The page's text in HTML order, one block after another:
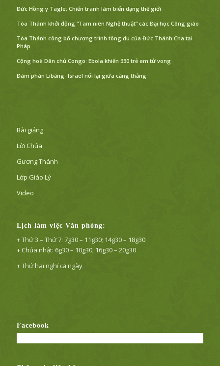
Đức Hồng y Tagle: Chiến tranh làm biến dạng thế giới
Tòa Thánh khởi động “Tam niên Nghệ thuật” các Đại học Công giáo
Tòa Thánh công bố chương trình tông du của Đức Thánh Cha tại
Pháp
Cộng hoà Dân chủ Congo: Ebola khiến 330 trẻ em tử vong
Đàm phán Libăng–Israel nối lại giữa căng thẳng
Bài giảng
Lời Chúa
Gương Thánh
Lớp Giáo Lý
Video
Lịch làm việc Văn phòng:
+ Thứ 3 – Thứ 7: 7g30 – 11g30; 14g30 – 18g30
+ Chúa nhật: 6g30 – 10g30; 16g30 – 20g30
+ Thứ hai nghỉ cả ngày
Facebook